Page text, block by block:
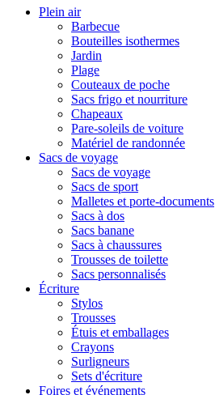
Plein air
Barbecue
Bouteilles isothermes
Jardin
Plage
Couteaux de poche
Sacs frigo et nourriture
Chapeaux
Pare-soleils de voiture
Matériel de randonnée
Sacs de voyage
Sacs de voyage
Sacs de sport
Malletes et porte-documents
Sacs à dos
Sacs banane
Sacs à chaussures
Trousses de toilette
Sacs personnalisés
Écriture
Stylos
Trousses
Étuis et emballages
Crayons
Surligneurs
Sets d'écriture
Foires et événements